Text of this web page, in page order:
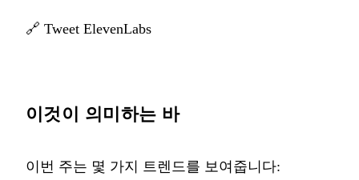
🔗 Tweet ElevenLabs
이것이 의미하는 바
이번 주는 몇 가지 트렌드를 보여줍니다: